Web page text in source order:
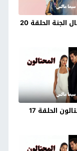
مسلسل اطفال الجنة الحلقة 20
مسلسل المحتالون الحلقة 17